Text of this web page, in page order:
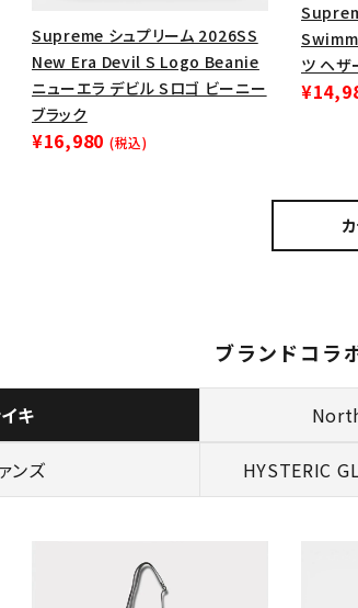
Supreme シュプリーム 2026SS
New Era Devil S Logo Beanie
ニューエラ デビル Sロゴ ビーニー
ブラック
¥16,980 (税込)
ツ ヘザ
ブランドコラ
キ
ンズ HYSTERIC